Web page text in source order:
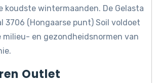
koudste wintermaanden. De Gelasta
3706 (Hongaarse punt) Soil voldoet
milieu- en gezondheidsnormen van
Outlet